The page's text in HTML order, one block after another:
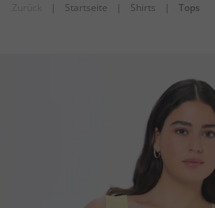
| Startseite | Shirts | Tops